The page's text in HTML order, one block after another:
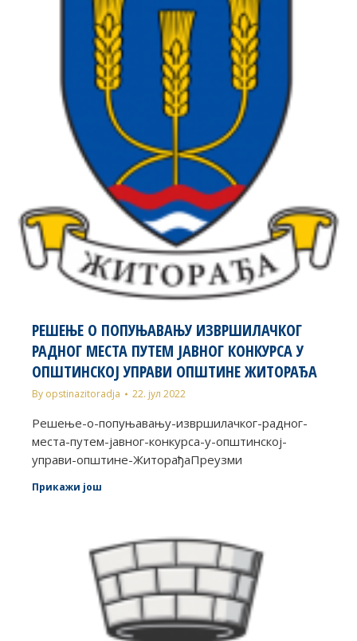
РЕШЕЊЕ О ПОПУЊАВАЊУ ИЗВРШИЛАЧКОГ
РАДНОГ МЕСТА ПУТЕМ ЈАВНОГ КОНКУРСА У
ОПШТИНСКОЈ УПРАВИ ОПШТИНЕ ЖИТОРАЂА
By opstinazitoradja 22. јул 2022
Решење-о-попуњавању-извршилачког-радног-
места-путем-јавног-конкурса-у-општинској-
управи-општине-ЖиторађаПреузми
Прикажи још